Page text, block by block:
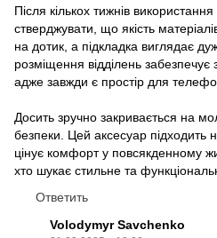
Після кількох тижнів
стверджувати, що якість
на дотик, а підкладка виглядає
розміщення відділень забезпечує
адже завжди є простір для
Досить зручно закривається на
безпеки. Цей аксесуар підходить
цінує комфорт у повсякденному
хто шукає стильне та
Ответить
Volodymyr Savchenko